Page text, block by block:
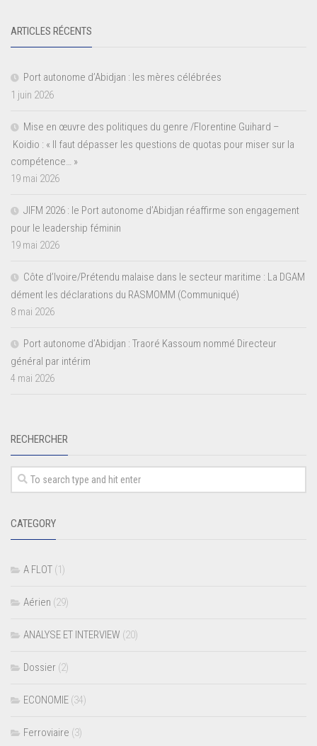
ARTICLES RÉCENTS
Port autonome d’Abidjan : les mères célébrées
1 juin 2026
Mise en œuvre des politiques du genre /Florentine Guihard –
Koidio : « Il faut dépasser les questions de quotas pour miser sur la
compétence… »
19 mai 2026
JIFM 2026 : le Port autonome d’Abidjan réaffirme son engagement
pour le leadership féminin
19 mai 2026
Côte d’Ivoire/Prétendu malaise dans le secteur maritime : La DGAM
dément les déclarations du RASMOMM (Communiqué)
8 mai 2026
Port autonome d’Abidjan : Traoré Kassoum nommé Directeur
général par intérim
4 mai 2026
RECHERCHER
CATEGORY
A FLOT (1)
Aérien (29)
ANALYSE ET INTERVIEW (20)
Dossier (2)
ECONOMIE (34)
Ferroviaire (3)